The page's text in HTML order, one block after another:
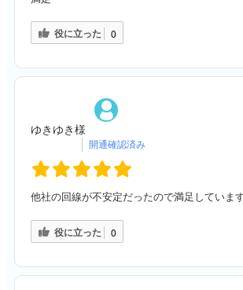
役に立った 0
ゆきゆき様
他社の回線が不安定だったので満足していま
役に立った 0